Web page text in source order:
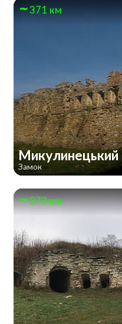
371 км
Микулинецький
Замок
373 км